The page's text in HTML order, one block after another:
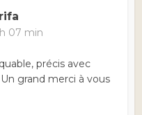
07 min
précis avec
grand merci à vous